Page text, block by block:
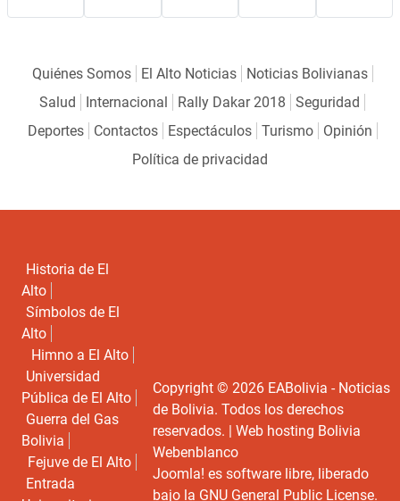
Quiénes Somos El Alto Noticias
Noticias Bolivianas
Salud
Internacional Rally Dakar 2018
Seguridad
Deportes
Contactos Espectáculos Turismo
Opinión
Política de privacidad
Historia de El
Alto
Símbolos de El
Alto
Himno a El Alto
Universidad
Pública de El Alto
Guerra del Gas
Bolivia
Fejuve de El Alto
Entrada
Copyright © 2026 EABolivia - Noticias
de Bolivia. Todos los derechos
reservados. |Web hosting Bolivia
Webenblanco
Joomla! es software libre, liberado
bajo la GNU General Public License.